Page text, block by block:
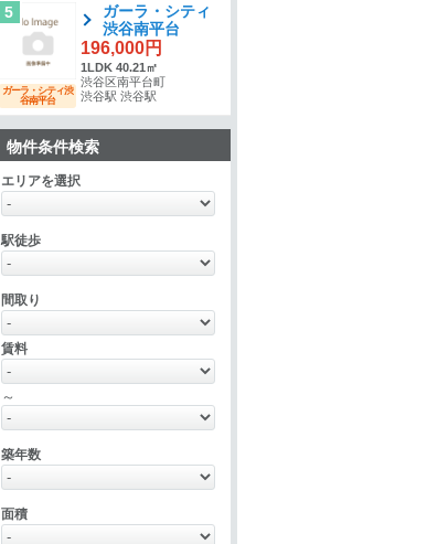
5
ガーラ・シティ渋
谷南平台
ガーラ・シティ
渋谷南平台
196,000円
1LDK 40.21㎡
渋谷区南平台町
渋谷駅 渋谷駅
物件条件検索
エリアを選択
駅徒歩
間取り
賃料
～
築年数
面積